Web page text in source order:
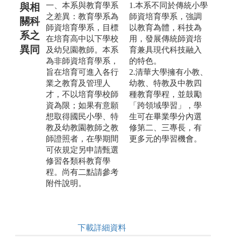
與相
關科
系之
異同
一、本系與教育學系
之差異：教育學系為
師資培育學系，目標
在培育高中以下學校
及幼兒園教師。本系
為非師資培育學系，
旨在培育可進入各行
業之教育及管理人
才，不以培育學校師
資為限；如果有意願
想取得國民小學、特
教及幼教園教師之教
師證照者，在學期間
可依規定另申請甄選
修習各類科教育學
程。尚有二點請參考
附件說明。
下載詳細資料
1.本系不同於傳統小學
師資培育學系，強調
以教育為體，科技為
用，發展傳統師資培
育兼具現代科技融入
的特色。
2.清華大學擁有小教、
幼教、特教及中教四
種教育學程，並鼓勵
「跨領域學習」，學
生可在畢業學分內選
修第二、三專長，有
更多元的學習機會。